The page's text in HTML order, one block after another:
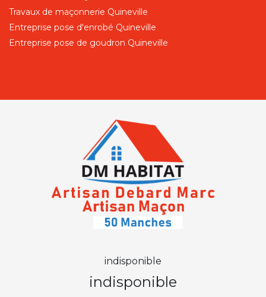
Travaux de maçonnerie Quineville
Entreprise pose d'enrobé Quineville
Entreprise pose de goudron Quineville
indisponible
indisponible